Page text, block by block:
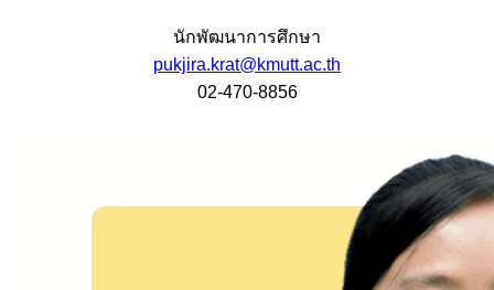
นักพัฒนาการศึกษา
pukjira.krat@kmutt.ac.th
02-470-8856